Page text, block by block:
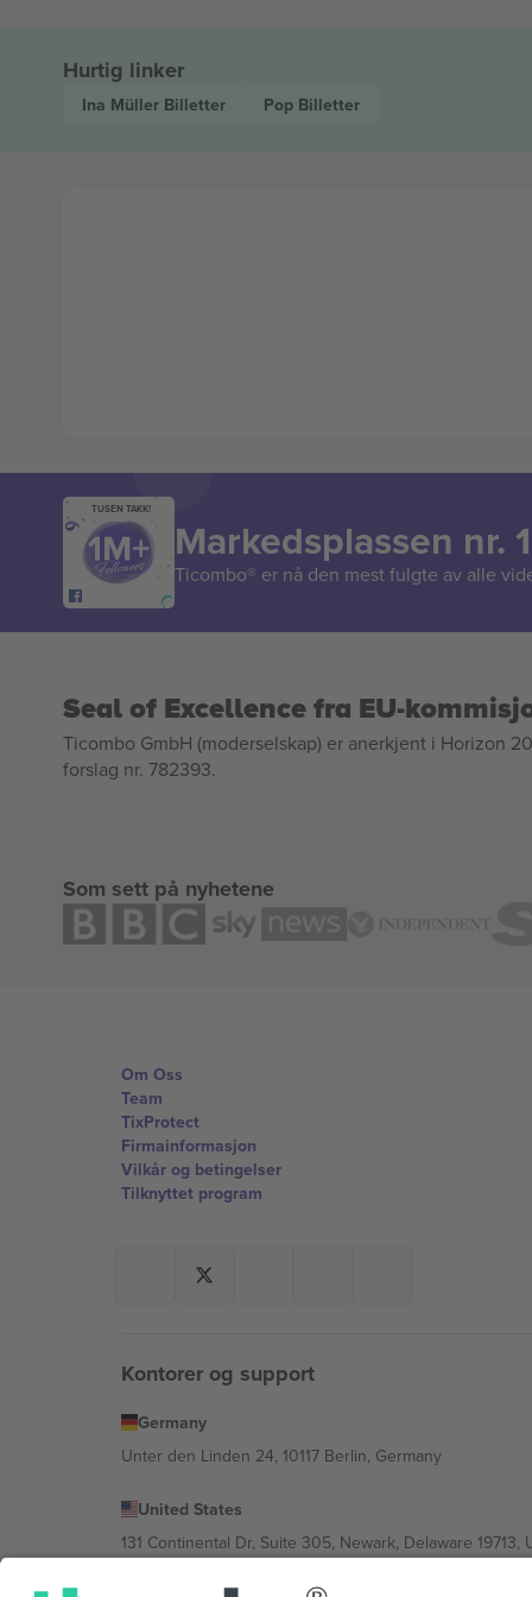
Hurtig linker
Ina Müller Billetter Pop Billetter
TUSEN TAKK!
Markedsplassen nr.
Ticombo® er nå den mest fulgte av alle
Seal of Excellence fra EU-
Ticombo GmbH (moderselskap) er anerkjent i Horizon
forslag nr. 782393.
Som sett på nyhetene
Om Oss
Team
TixProtect
Firmainformasjon
Vilkår og betingelser
Tilknyttet program
Kontorer og support
Germany
Unter den Linden 24, 10117 Berlin, Germany
United States
131 Continental Dr, Suite 305, Newark, Delaware 19713,